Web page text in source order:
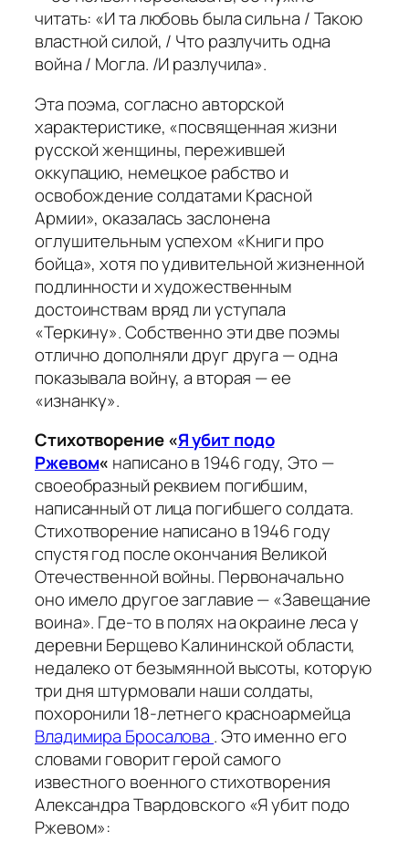
читать: «И та любовь была сильна / Такою
властной силой, / Что разлучить одна
война / Могла. /И разлучила».
Эта поэма, согласно авторской
характеристике, «посвященная жизни
русской женщины, пережившей
оккупацию, немецкое рабство и
освобождение солдатами Красной
Армии», оказалась заслонена
оглушительным успехом «Книги про
бойца», хотя по удивительной жизненной
подлинности и художественным
достоинствам вряд ли уступала
«Теркину». Собственно эти две поэмы
отлично дополняли друг друга — одна
показывала войну, а вторая — ее
«изнанку».
Стихотворение «Я убит подо
Ржевом« написано в 1946 году, Это —
своеобразный реквием погибшим,
написанный от лица погибшего солдата.
Стихотворение написано в 1946 году
спустя год после окончания Великой
Отечественной войны. Первоначально
оно имело другое заглавие — «Завещание
воина». Где-то в полях на окраине леса у
деревни Берщево Калининской области,
недалеко от безымянной высоты, которую
три дня штурмовали наши солдаты,
похоронили 18-летнего красноармейца
Владимира Бросалова . Это именно его
словами говорит герой самого
известного военного стихотворения
Александра Твардовского «Я убит подо
Ржевом»: